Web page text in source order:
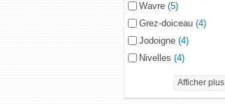
Wavre (5)
Grez-doiceau (4)
Jodoigne (4)
Nivelles (4)
Afficher plus